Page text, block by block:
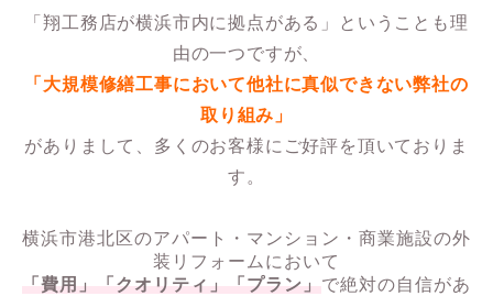
「翔工務店が横浜市内に拠点がある」ということも理
由の一つですが、
「大規模修繕工事において他社に真似できない弊社の
取り組み」
がありまして、多くのお客様にご好評を頂いておりま
す。
横浜市港北区のアパート・マンション・商業施設の外
装リフォームにおいて
「費用」「クオリティ」「プラン」 で絶対の自信があ